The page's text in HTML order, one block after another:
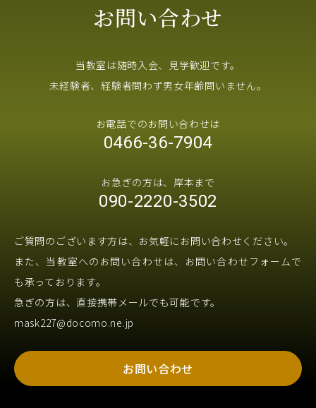
お問い合わせ
当教室は随時入会、見学歓迎です。
未経験者、経験者問わず男女年齢問いません。
お電話でのお問い合わせは
0466-36-7904
お急ぎの方は、岸本まで
090-2220-3502
ご質問のございます方は、お気軽にお問い合わせください。
また、当教室へのお問い合わせは、お問い合わせフォームで
も承っております。
急ぎの方は、直接携帯メールでも可能です。
mask227@docomo.ne.jp
お問い合わせ